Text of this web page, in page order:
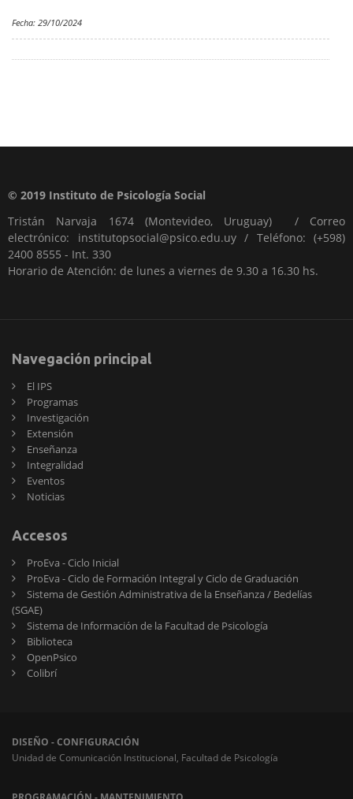
Fecha: 29/10/2024
© 2019 Instituto de Psicología Social
Tristán Narvaja 1674 (Montevideo, Uruguay) / Correo
electrónico: institutopsocial@psico.edu.uy / Teléfono: (+598)
2400 8555 - Int. 330
Horario de Atención: de lunes a viernes de 9.30 a 16.30 hs.
Navegación principal
El IPS
Programas
Investigación
Extensión
Enseñanza
Integralidad
Eventos
Noticias
Accesos
ProEva - Ciclo Inicial
ProEva - Ciclo de Formación Integral y Ciclo de Graduación
Sistema de Gestión Administrativa de la Enseñanza / Bedelías
(SGAE)
Sistema de Información de la Facultad de Psicología
Biblioteca
OpenPsico
Colibrí
DISEÑO - CONFIGURACIÓN
Unidad de Comunicación Institucional, Facultad de Psicología